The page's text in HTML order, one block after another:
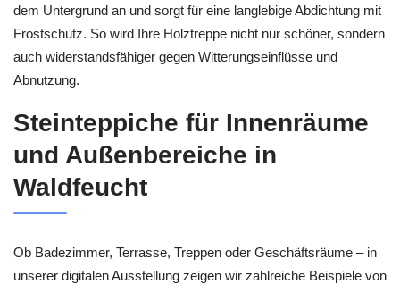
dem Untergrund an und sorgt für eine langlebige Abdichtung mit
Frostschutz. So wird Ihre Holztreppe nicht nur schöner, sondern
auch widerstandsfähiger gegen Witterungseinflüsse und
Abnutzung.
Steinteppiche für Innenräume
und Außenbereiche in
Waldfeucht
Ob Badezimmer, Terrasse, Treppen oder Geschäftsräume – in
unserer digitalen Ausstellung zeigen wir zahlreiche Beispiele von